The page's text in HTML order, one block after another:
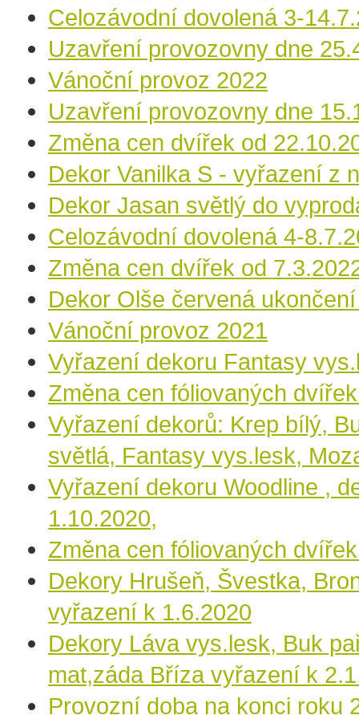
Celozávodní dovolená 3-
Uzavření provozovny dne
Vánoční provoz 2022
Uzavření provozovny dne
Změna cen dvířek od
Dekor Vanilka S - vyřazení z
Dekor Jasan světlý do
Celozávodní dovolená 4-
Změna cen dvířek od
Dekor Olše červená
Vánoční provoz 2021
Vyřazení dekoru Fantasy
Změna cen fóliovaných
Vyřazení dekorů: Krep bílý,
světlá, Fantasy vys.lesk,
Vyřazení dekoru Woodline ,
1.10.2020,
Změna cen fóliovaných
Dekory Hrušeň, Švestka,
vyřazení k 1.6.2020
Dekory Láva vys.lesk, Buk
mat,záda Bříza vyřazení k
Provozní doba na konci roku